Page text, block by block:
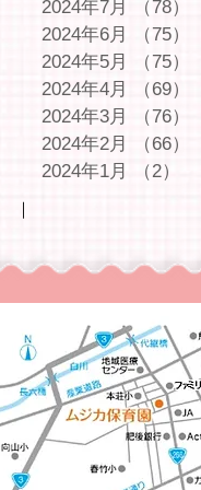
2024年7月 （78）
2024年6月
（75）
2024年5月
（75）
2024年4月
（69）
2024年3月
（76）
2024年2月
（66）
2024年1月
（2）
｜